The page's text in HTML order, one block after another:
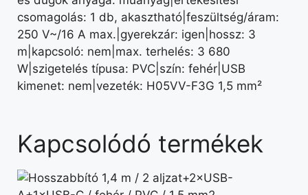
csomagolás: 1 db, akasztható|feszültség/áram:
250 V~/16 A max.|gyerekzár: igen|hossz: 3
m|kapcsoló: nem|max. terhelés: 3 680
W|szigetelés típusa: PVC|szín: fehér|USB
kimenet: nem|vezeték: H05VV-F3G 1,5 mm²
Kapcsolódó termékek